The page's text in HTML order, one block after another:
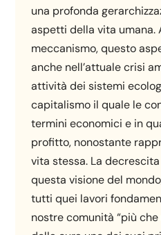
una profonda
aspetti della vita umana.
meccanismo, questo
anche nell’attuale crisi
attività dei sistemi
capitalismo il quale le
termini economici e in
profitto, nonostante
vita stessa. La
questa visione del
tutti quei lavori
nostre comunità “più